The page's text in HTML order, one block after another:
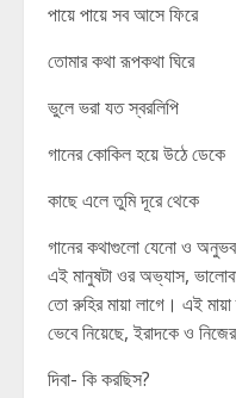
পায়ে পায়ে সব আসে ফিরে
তোমার কথা রূপকথা ঘিরে
ভুলে ভরা যত স্বরলিপি
গানের কোকিল হয়ে উঠে ডেকে
কাছে এলে তুমি দূরে থেকে
গানের কথাগুলো যেনো ও
এই মানুষটা ওর অভ্যাস,
তো রুহির মায়া লাগে। এই
ভেবে নিয়েছে, ইরাদকে ও
দিবা- কি করছিস?